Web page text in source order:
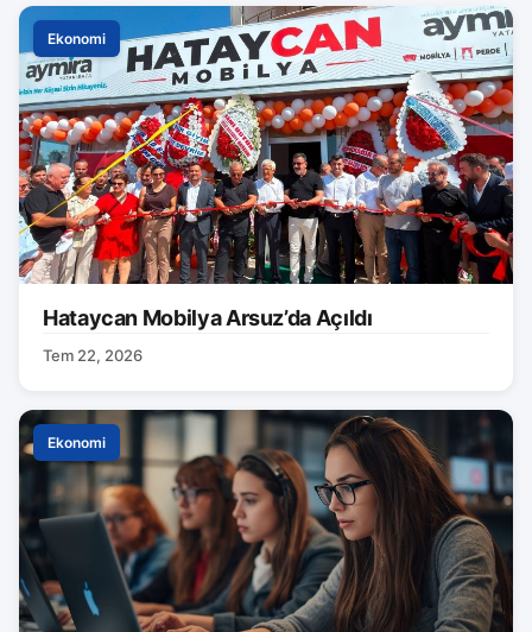
Ekonomi
Hataycan Mobilya Arsuz’da Açıldı
Tem 22, 2026
Ekonomi